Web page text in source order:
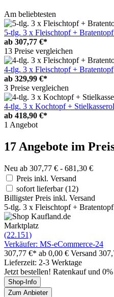
Am beliebtesten
5-tlg. 3 x Fleischtopf +
ab 307,77 €*
13 Preise vergleichen
4-tlg. 3 x Fleischtopf + Bratentopf
ab 329,99 €*
3 Preise vergleichen
4-tlg. 3 x Kochtopf +
ab 418,90 €*
1 Angebot
17 Angebote im
Neu ab 307,77 € - 681,30 €
Preis inkl. Versand
sofort lieferbar(12)
Billigster Preis inkl. Versand
5-tlg. 3 x Fleischtopf +
Marktplatz
(22.151)
Verkäufer: MS-eCommerce-24
307,77 €* ab 0,00 € Versand
Lieferzeit: 2-3 Werktage
Jetzt bestellen! Ratenkauf und
Shop-Info
Zum Anbieter